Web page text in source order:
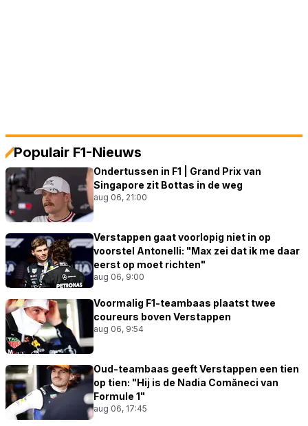
Populair F1-Nieuws
Ondertussen in F1 | Grand Prix van
Singapore zit Bottas in de weg
aug 06, 21:00
Verstappen gaat voorlopig niet in op
voorstel Antonelli: "Max zei dat ik me daar
eerst op moet richten"
aug 06, 9:00
Voormalig F1-teambaas plaatst twee
coureurs boven Verstappen
aug 06, 9:54
Oud-teambaas geeft Verstappen een tien
op tien: "Hij is de Nadia Comăneci van
Formule 1"
aug 06, 17:45